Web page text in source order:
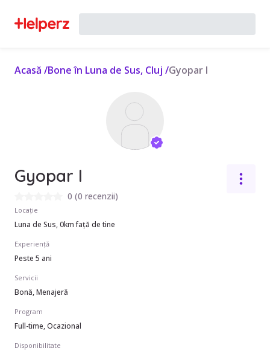
Acasă /Bone în Luna de Sus, Cluj /Gyopar I
Gyopar I
0 (0 recenzii)
Locație
Luna de Sus, 0km față de tine
Experiență
Peste 5 ani
Servicii
Bonă, Menajeră
Program
Full-time, Ocazional
Disponibilitate